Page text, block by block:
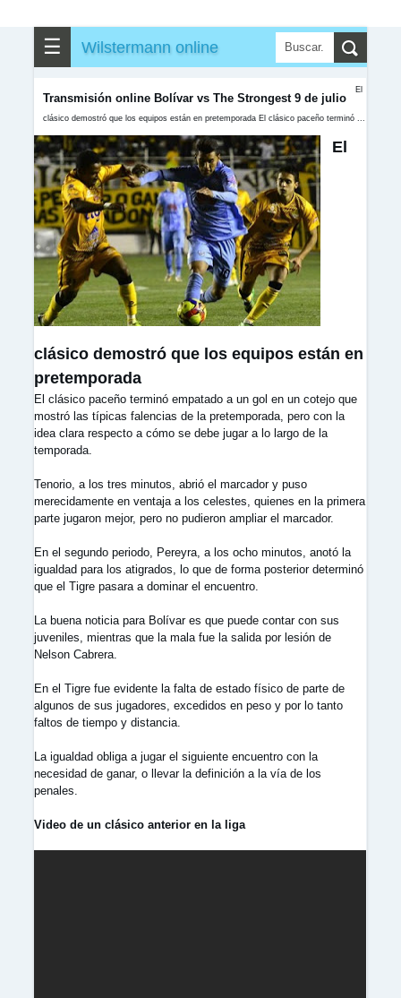
☰ Wilstermann online
Transmisión online Bolívar vs The Strongest 9 de julio
El
clásico demostró que los equipos están en pretemporada El clásico paceño terminó ...
El
clásico demostró que los equipos están en
pretemporada
El clásico paceño terminó empatado a un gol en un cotejo que
mostró las típicas falencias de la pretemporada, pero con la
idea clara respecto a cómo se debe jugar a lo largo de la
temporada.
Tenorio, a los tres minutos, abrió el marcador y puso
merecidamente en ventaja a los celestes, quienes en la primera
parte jugaron mejor, pero no pudieron ampliar el marcador.
En el segundo periodo, Pereyra, a los ocho minutos, anotó la
igualdad para los atigrados, lo que de forma posterior determinó
que el Tigre pasara a dominar el encuentro.
La buena noticia para Bolívar es que puede contar con sus
juveniles, mientras que la mala fue la salida por lesión de
Nelson Cabrera.
En el Tigre fue evidente la falta de estado físico de parte de
algunos de sus jugadores, excedidos en peso y por lo tanto
faltos de tiempo y distancia.
La igualdad obliga a jugar el siguiente encuentro con la
necesidad de ganar, o llevar la definición a la vía de los
penales.
Video de un clásico anterior en la liga